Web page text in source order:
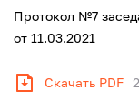
Протокол №7
от 11.03.2021
Скачать PDF